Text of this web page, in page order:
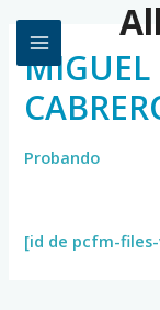
MIGUEL
Probando
[id de pcfm-files-